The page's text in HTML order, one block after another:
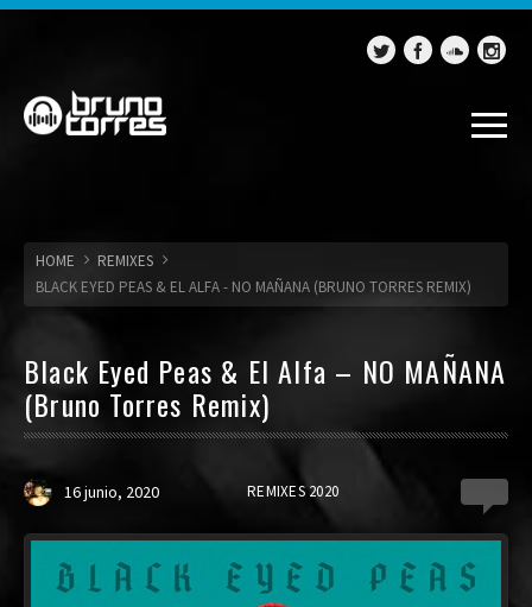
HOME
REMIXES
BLACK EYED PEAS & EL ALFA - NO MAÑANA (BRUNO TORRES REMIX)
Black Eyed Peas & El Alfa – NO MAÑANA
(Bruno Torres Remix)
16 junio, 2020 REMIXES 2020